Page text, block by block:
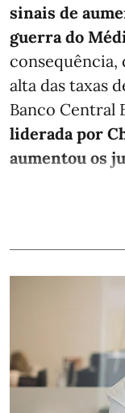
sinais de
guerra do
consequência,
alta das taxas
Banco Central
liderada por
aumentou os